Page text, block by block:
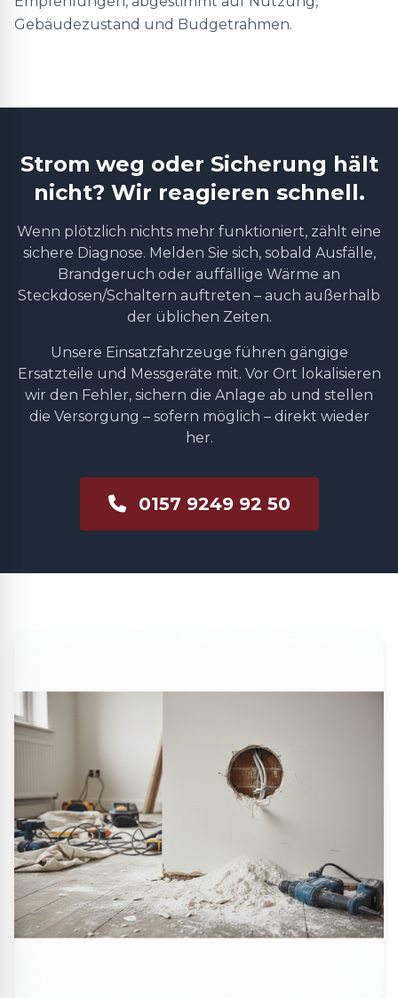
Gebäudezustand und Budgetrahmen.
Strom weg oder Sicherung hält
nicht? Wir reagieren schnell.
Wenn plötzlich nichts mehr funktioniert, zählt eine
sichere Diagnose. Melden Sie sich, sobald Ausfälle,
Brandgeruch oder auffällige Wärme an
Steckdosen/Schaltern auftreten – auch außerhalb
der üblichen Zeiten.
Unsere Einsatzfahrzeuge führen gängige
Ersatzteile und Messgeräte mit. Vor Ort lokalisieren
wir den Fehler, sichern die Anlage ab und stellen
die Versorgung – sofern möglich – direkt wieder
her.
0157 9249 92 50